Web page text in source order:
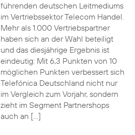
führenden deutschen Leitmediums
im Vertriebssektor Telecom Handel.
Mehr als 1.000 Vertriebspartner
haben sich an der Wahl beteiligt
und das diesjährige Ergebnis ist
eindeutig: Mit 6,3 Punkten von 10
möglichen Punkten verbessert sich
Telefónica Deutschland nicht nur
im Vergleich zum Vorjahr, sondern
zieht im Segment Partnershops
auch an […]